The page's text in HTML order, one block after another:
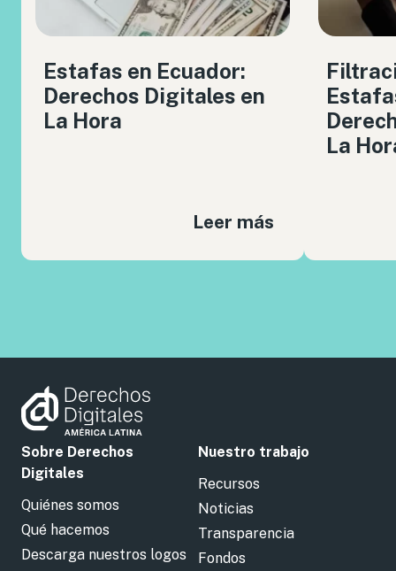
Estafas en Ecuador:
Derechos Digitales en
La Hora
Leer más
La
Sobre Derechos
Digitales
Quiénes somos
Qué hacemos
Descarga nuestros logos
Nuestro trabajo
Recursos
Noticias
Transparencia
Fondos